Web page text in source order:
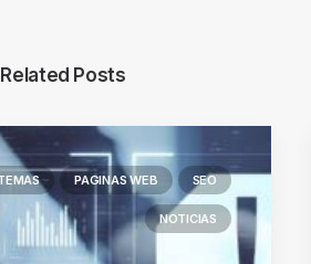
Related Posts
PAGINAS WEB SEO
NOTICIAS